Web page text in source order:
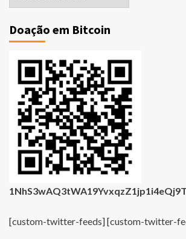
Doação em Bitcoin
[custom-twitter-feeds] [custom-twitter-